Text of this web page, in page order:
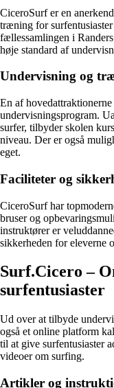
CiceroSurf er en
træning for
fællessamlingen i
høje standard af
Undervisning og
En af
undervisningsprogram.
surfer, tilbyder skolen
niveau. Der er også
eget.
Faciliteter og
CiceroSurf har
bruser og
instruktører er
sikkerheden for eleverne
Surf.Cicero –
surfentusiaster
Ud over at tilbyde
også et online platform
til at give surfentusiaster
videoer om surfing.
Artikler og